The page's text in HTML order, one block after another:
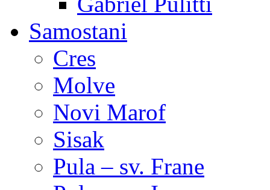
Samostani
Cres
Molve
Novi Marof
Sisak
Pula – sv. Frane